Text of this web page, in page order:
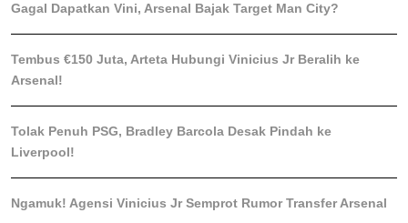
Gagal Dapatkan Vini, Arsenal Bajak Target Man City?
Tembus €150 Juta, Arteta Hubungi Vinicius Jr Beralih ke
Arsenal!
Tolak Penuh PSG, Bradley Barcola Desak Pindah ke
Liverpool!
Ngamuk! Agensi Vinicius Jr Semprot Rumor Transfer Arsenal